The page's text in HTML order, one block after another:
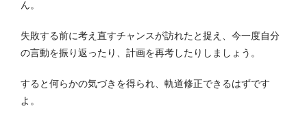
ん。
失敗する前に考え直すチャンスが訪れたと捉え、今一度自分
の言動を振り返ったり、計画を再考したりしましょう。
すると何らかの気づきを得られ、軌道修正できるはずです
よ。